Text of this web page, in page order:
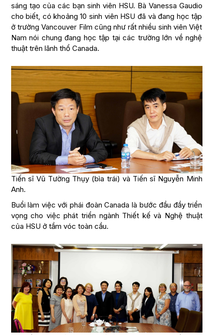
sáng tạo của các bạn sinh viên HSU. Bà Vanessa Gaudio
cho biết, có khoảng 10 sinh viên HSU đã và đang học tập
ở trường Vancouver Film cũng như rất nhiều sinh viên Việt
Nam nói chung đang học tập tại các trường lớn về nghệ
thuật trên lãnh thổ Canada.
Tiến sĩ Vũ Tường Thụy (bìa trái) và Tiến sĩ Nguyễn Minh
Anh.
Buổi làm việc với phái đoàn Canada là bước đầu đầy triển
vọng cho việc phát triển ngành Thiết kế và Nghệ thuật
của HSU ở tầm vóc toàn cầu.